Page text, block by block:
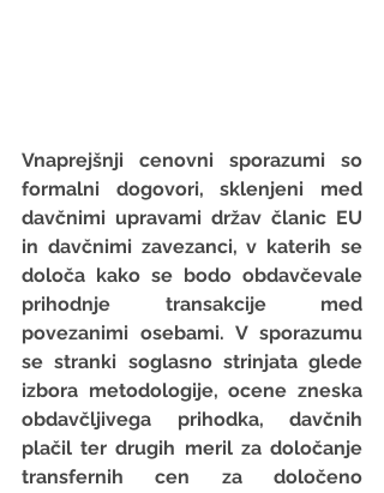
Vnaprejšnji cenovni sporazumi so
formalni dogovori, sklenjeni med
davčnimi upravami držav članic EU
in davčnimi zavezanci, v katerih se
določa kako se bodo obdavčevale
prihodnje transakcije med
povezanimi osebami. V sporazumu
se stranki soglasno strinjata glede
izbora metodologije, ocene zneska
obdavčljivega prihodka, davčnih
plačil ter drugih meril za določanje
transfernih cen za določeno